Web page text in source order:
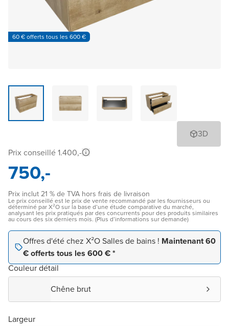
60 € offerts tous les 600 €
3D
Prix conseillé 1.400,-
750,-
Prix inclut 21 % de TVA hors frais de livraison
Le prix conseillé est le prix de vente recommandé par les fournisseurs ou
déterminé par X²O sur la base d’une étude comparative du marché,
analysant les prix pratiqués par des concurrents pour des produits similaires
au cours des six derniers mois. (Plus d’informations sur demande)
Offres d'été chez X²O Salles de bains ! Maintenant 60
€ offerts tous les 600 € *
Couleur détail
Chêne brut
Largeur